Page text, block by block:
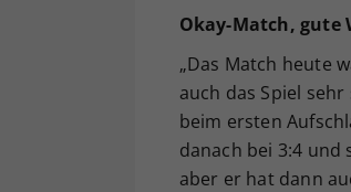
Okay-Match, gute
„Das Match heute
auch das Spiel
beim ersten
danach bei 3:4 und
aber er hat dann